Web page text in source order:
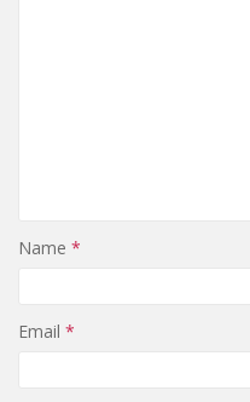
Name *
Email *